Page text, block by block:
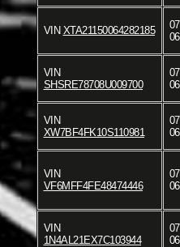
VIN XTA21150064282185
VIN
SHSRE78708U009700
VIN
XW7BF4FK10S110981
VIN
VF6MFF4FE48474446
VIN
1N4AL21EX7C103944